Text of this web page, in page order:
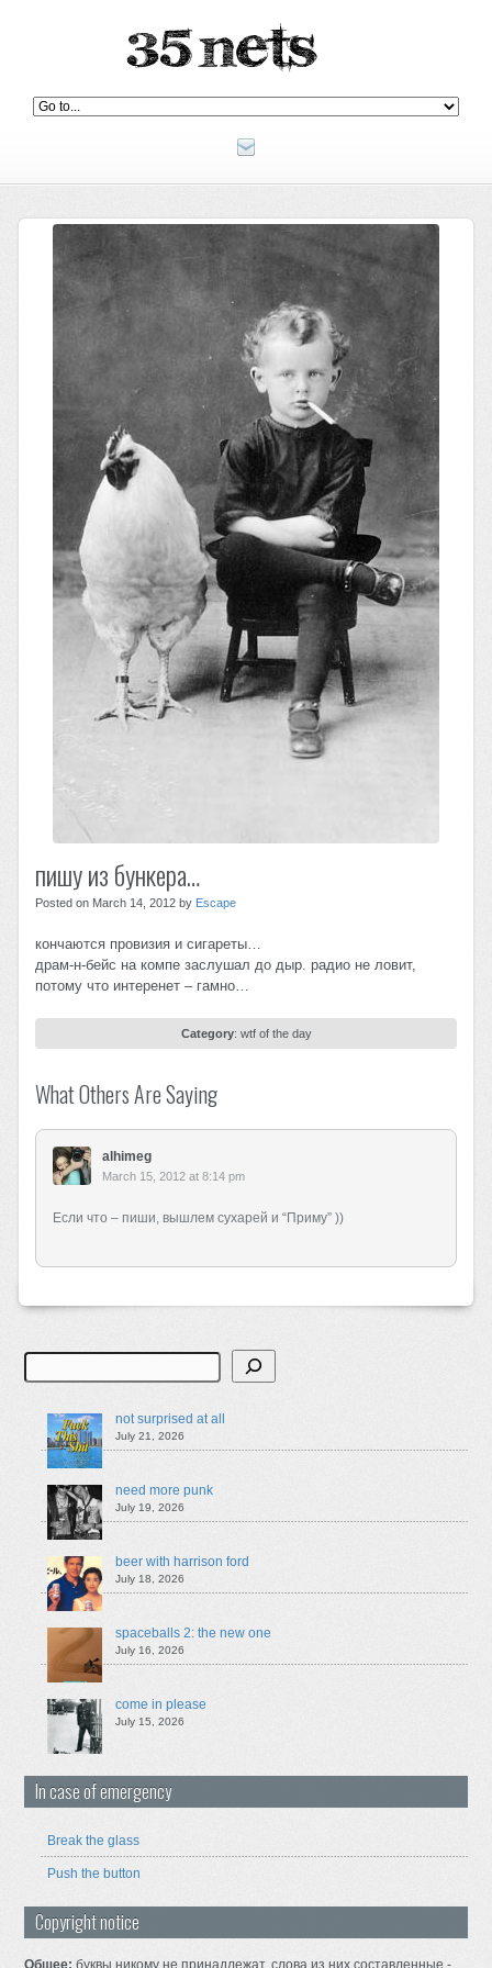
пишу из бункера…
Posted on March 14, 2012 by Escape
кончаются провизия и сигареты…
драм-н-бейс на компе заслушал до дыр. радио не ловит,
потому что интеренет – гамно…
Category: wtf of the day
What Others Are Saying
alhimeg
March 15, 2012 at 8:14 pm
Если что – пиши, вышлем сухарей и “Приму” ))
Search
not surprised at all
July 21, 2026
need more punk
July 19, 2026
beer with harrison ford
July 18, 2026
spaceballs 2: the new one
July 16, 2026
come in please
July 15, 2026
In case of emergency
Break the glass
Push the button
Copyright notice
Общее: буквы никому не принадлежат, слова из них составленные -